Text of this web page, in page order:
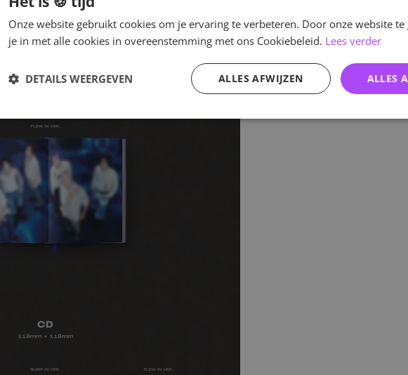
Onze website gebruikt cookies om je ervaring te verbeteren. Door onze website
je in met alle cookies in overeenstemming met ons Cookiebeleid. Lees verder
ALLES
ALLES AFWIJZEN
DETAILS WEERGEVEN